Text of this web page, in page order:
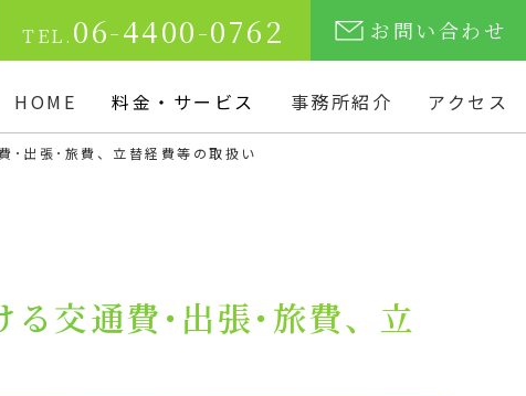
計・相談無料
TEL. 06-4400-0762 お問い合わせ
HOME 料金・サービス 事務所紹介 アクセス
･出張･旅費、立替経費等の取扱い
交通費･出張･旅費、立